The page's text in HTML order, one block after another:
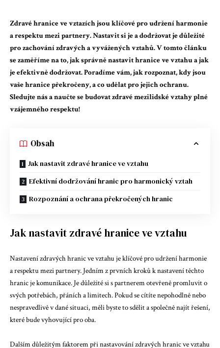
Zdravé hranice ve vztazích jsou klíčové pro udržení harmonie
a respektu mezi partnery. Nastavit si je a dodržovat je důležité
pro zachování zdravých a vyvážených vztahů. V tomto článku
se zaměříme na to, jak správně nastavit hranice ve vztahu a jak
je efektivně dodržovat. Poradíme vám, jak rozpoznat, kdy jsou
vaše hranice překročeny, a co udělat pro jejich ochranu.
Sledujte nás a naučte se budovat zdravé mezilidské vztahy plné
vzájemného respektu!
Obsah
Jak nastavit zdravé hranice ve vztahu
Efektivní dodržování hranic pro harmonický vztah
Rozpoznání a ochrana překročených hranic
Jak nastavit zdravé hranice ve vztahu
Nastavení zdravých hranic ve vztahu je klíčové pro udržení harmonie
a respektu mezi partnery. Jedním z prvních kroků k nastavení těchto
hranic je komunikace. Je důležité si s partnerem otevřeně promluvit o
svých potřebách, přáních a limitech. Pokud se cítíte nepohodlně nebo
nespravedlivě v dané situaci, měli byste to sdělit a společně najít řešení,
které bude vyhovující pro oba.
Dalším důležitým faktorem při nastavování zdravých hranic ve vztahu